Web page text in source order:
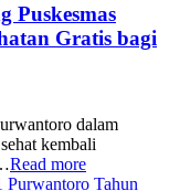
Puskesmas
Gratis bagi
dalam
kembali
Read more